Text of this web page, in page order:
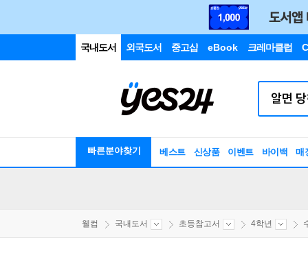
국내도서 외국도서 중고샵 eBook 크레마클럽
빠른분야찾기 베스트 신상품 이벤트 바이백 매
웰컴 국내도서 초등참고서 4학년